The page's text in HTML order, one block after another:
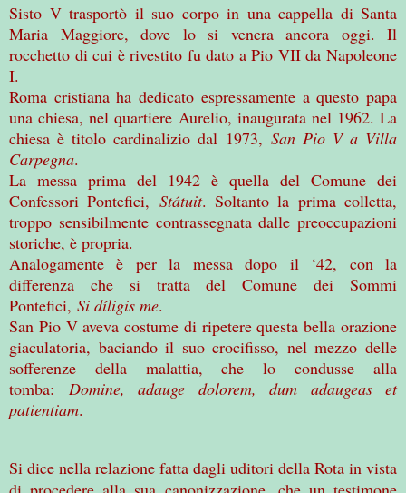
Sisto V trasportò il suo corpo in una cappella di Santa
Maria Maggiore, dove lo si venera ancora oggi. Il
rocchetto di cui è rivestito fu dato a Pio VII da Napoleone
I.
Roma cristiana ha dedicato espressamente a questo papa
una chiesa, nel quartiere Aurelio, inaugurata nel 1962. La
chiesa è titolo cardinalizio dal 1973, San Pio V a Villa
Carpegna.
La messa prima del 1942 è quella del Comune dei
Confessori Pontefici, Státuit. Soltanto la prima colletta,
troppo sensibilmente contrassegnata dalle preoccupazioni
storiche, è propria.
Analogamente è per la messa dopo il ‘42, con la
differenza che si tratta del Comune dei Sommi
Pontefici, Si díligis me.
San Pio V aveva costume di ripetere questa bella orazione
giaculatoria, baciando il suo crocifisso, nel mezzo delle
sofferenze della malattia, che lo condusse alla
tomba: Domine, adauge dolorem, dum adaugeas et
patientiam.
Si dice nella relazione fatta dagli uditori della Rota in vista